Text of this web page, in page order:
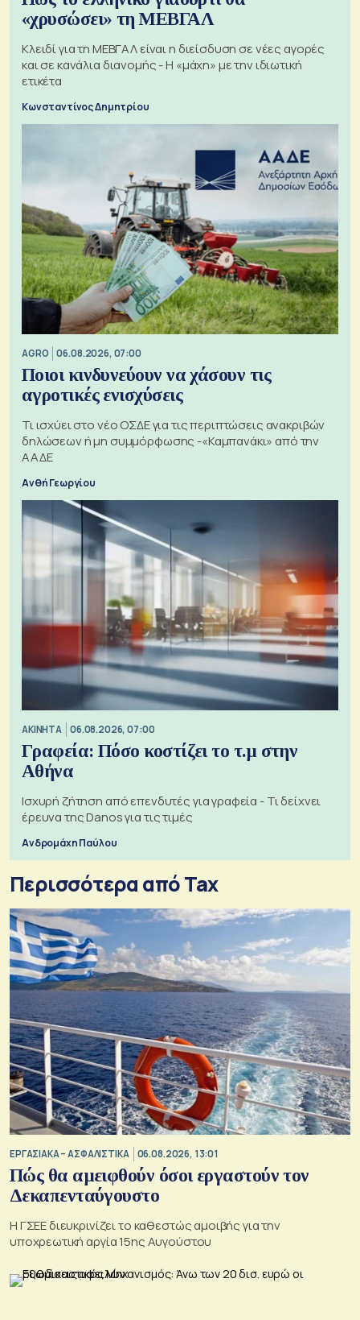
«χρυσώσει» τη ΜΕΒΓΑΛ
Κλειδί για τη ΜΕΒΓΑΛ είναι η διείσδυση σε νέες αγορές
και σε κανάλια διανομής - Η «μάχη» με την ιδιωτική
ετικέτα
Κωνσταντίνος Δημητρίου
AGRO 06.08.2026, 07:00
Ποιοι κινδυνεύουν να χάσουν τις
αγροτικές ενισχύσεις
Τι ισχύει στο νέο ΟΣΔΕ για τις περιπτώσεις ανακριβών
δηλώσεων ή μη συμμόρφωσης -«Καμπανάκι» από την
ΑΑΔΕ
Ανθή Γεωργίου
ΑΚΙΝΗΤΑ 06.08.2026, 07:00
Γραφεία: Πόσο κοστίζει το τ.μ στην
Αθήνα
Ισχυρή ζήτηση από επενδυτές για γραφεία - Τι δείχνει
έρευνα της Danos για τις τιμές
Ανδρομάχη Παύλου
Περισσότερα από Tax
ΕΡΓΑΣΙΑΚΑ – ΑΣΦΑΛΙΣΤΙΚΑ 06.08.2026, 13:01
Πώς θα αμειφθούν όσοι εργαστούν τον
Δεκαπενταύγουστο
Η ΓΣΕΕ διευκρινίζει το καθεστώς αμοιβής για την
υποχρεωτική αργία 15ης Αυγούστου